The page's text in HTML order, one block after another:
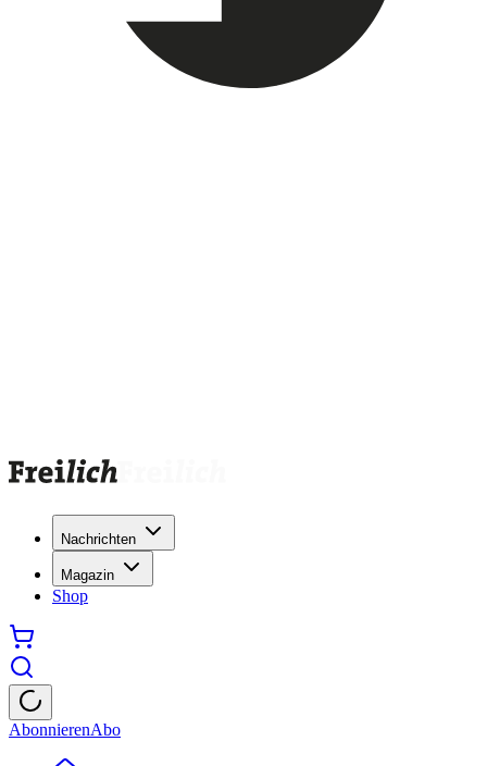
Nachrichten
Magazin
Shop
AbonnierenAbo